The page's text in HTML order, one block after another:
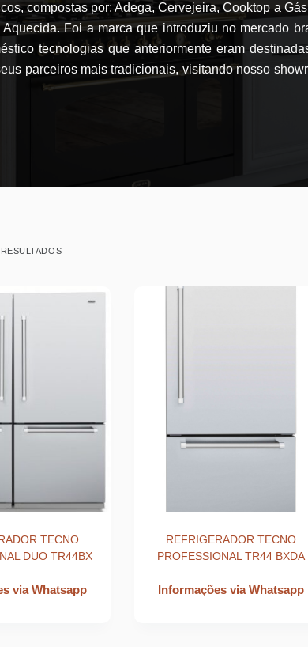
compostas por: Adega, Cervejeira, Cooktop a
Foi a marca que introduziu no mercado
tecnologias que anteriormente eram
parceiros mais tradicionais, visitando nosso
TECNO
DUO TR44BX
via Whatsapp
REFRIGERADOR TECNO
PROFESSIONAL TR44 BXDA
Informações via Whatsapp